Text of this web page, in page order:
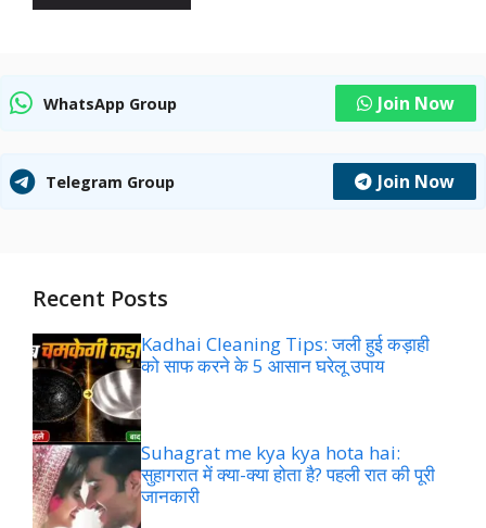
WhatsApp Group Join Now
Telegram Group Join Now
Recent Posts
Kadhai Cleaning Tips: जली हुई कड़ाही
को साफ करने के 5 आसान घरेलू उपाय
Suhagrat me kya kya hota hai:
सुहागरात में क्या-क्या होता है? पहली रात की पूरी
जानकारी